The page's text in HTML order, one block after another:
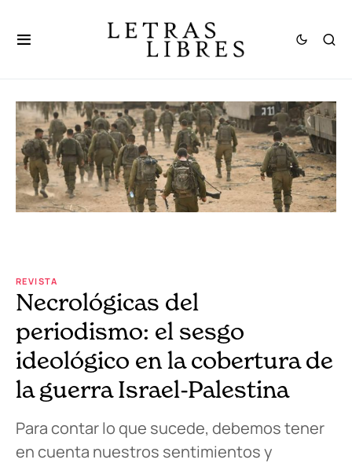
REVISTA
Necrológicas del
periodismo: el sesgo
ideológico en la cobertura de
la guerra Israel-Palestina
Para contar lo que sucede, debemos tener
en cuenta nuestros sentimientos y